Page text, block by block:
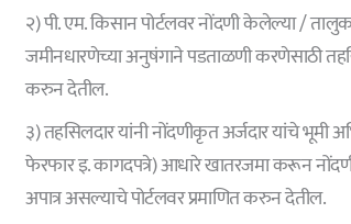
२) पी. एम. किसान पोर्टलवर नोंदणी केलेल्या /
जमीनधारणेच्या अनुषंगाने पडताळणी करणेसाठी
करुन देतील.
३) तहसिलदार यांनी नोंदणीकृत अर्जदार यांचे भूमी
फेरफार इ. कागदपत्रे) आधारे खातरजमा करून
अपात्र असल्याचे पोर्टलवर प्रमाणित करुन देतील.